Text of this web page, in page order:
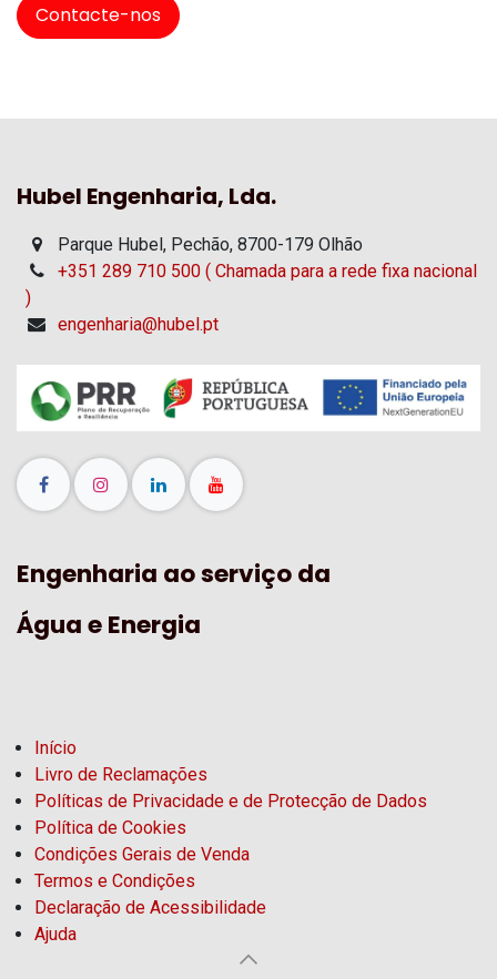
Contacte-nos
Hubel Engenharia, Lda.
Parque Hubel, Pechão, 8700-179 Olhão
+351 289 710 500 ( Chamada para a rede fixa nacional
)
engenharia@hubel.pt
Engenharia ao serviço da
Água e Energia
Início
Livro de Reclamações
Políticas de Privacidade e de Protecção de Dados
Política de Cookies
Condições Gerais de Venda
Termos e Condições
Declaração de Acessibilidade
Ajuda